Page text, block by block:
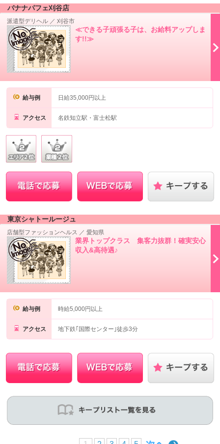
バナナパフェ刈谷店
派遣型デリヘル ／刈谷市
≪できる子頑張る子は、お給料アップしま
す!!≫
給与例 日給35,000円以上
アクセス 名鉄知立駅・富士松駅
東京シャトールージュ
店舗型ファッションヘルス ／愛知県
業界トップクラス 集客力抜群！確実安心
収入&高待遇♪
給与例 時給5,000円以上
アクセス 地下鉄｢国際センター｣徒歩3分